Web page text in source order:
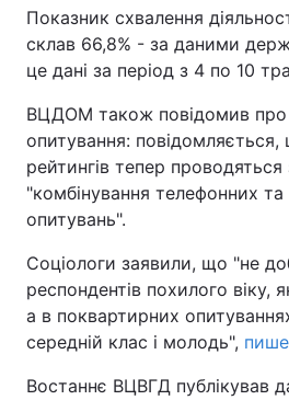
Показник схвалення
склав 66,8% - за даними
це дані за період з 4 по 10
ВЦДОМ також повідомив про
опитування:
рейтингів тепер
"комбінування телефонних
опитувань".
Соціологи заявили, що "не
респондентів похилого віку,
а в поквартирних
середній клас і молодь", пише
Востаннє ВЦВГД публікував